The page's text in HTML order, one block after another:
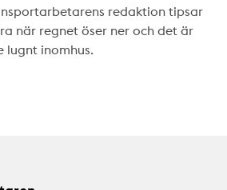
redaktion tipsar
när regnet öser ner och det är
inomhus.